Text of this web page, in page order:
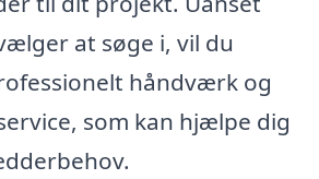
at søge i, vil du
håndværk og
som kan hjælpe dig